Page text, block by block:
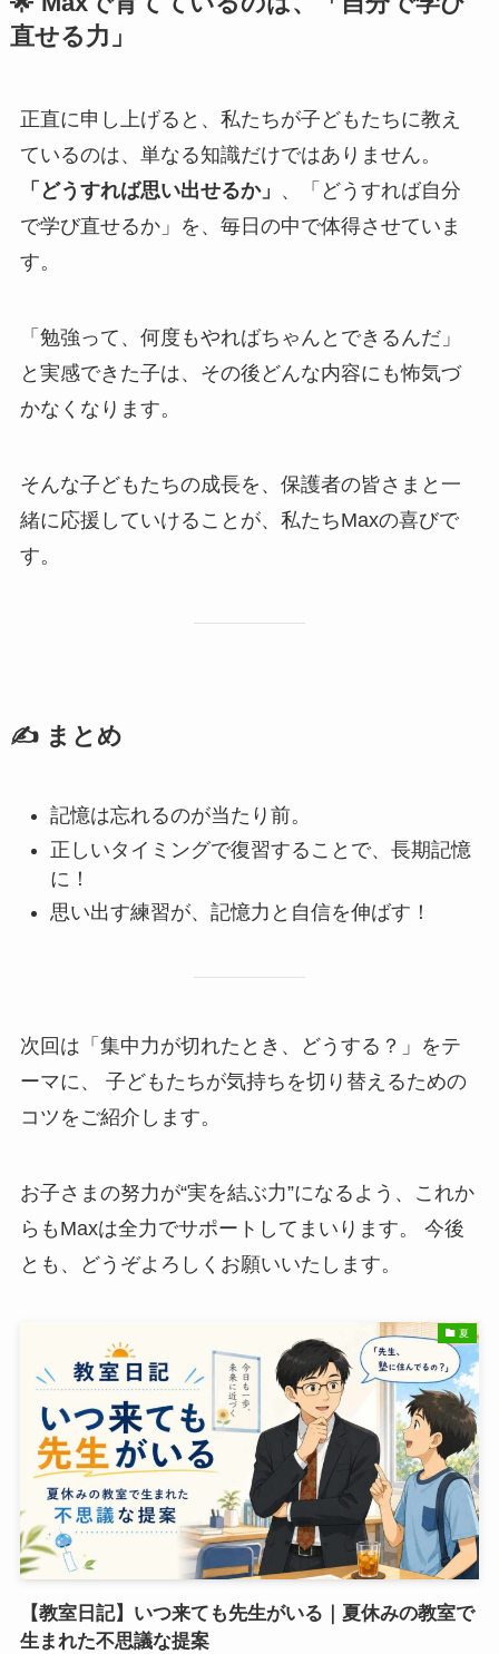
直せる力」
正直に申し上げると、私たちが子どもたちに教え
ているのは、単なる知識だけではありません。
「どうすれば思い出せるか」 、「どうすれば自分
で学び直せるか」を、毎日の中で体得させていま
す。
「勉強って、何度もやればちゃんとできるんだ」
と実感できた子は、その後どんな内容にも怖気づ
かなくなります。
そんな子どもたちの成長を、保護者の皆さまと一
緒に応援していけることが、私たちMaxの喜びで
す。
✍️ まとめ
記憶は忘れるのが当たり前。
正しいタイミングで復習することで、長期記憶
に！
思い出す練習が、記憶力と自信を伸ばす！
次回は「集中力が切れたとき、どうする？」をテ
ーマに、 子どもたちが気持ちを切り替えるための
コツをご紹介します。
お子さまの努力が“実を結ぶ力”になるよう、これか
らもMaxは全力でサポートしてまいります。 今後
とも、どうぞよろしくお願いいたします。
夏
【教室日記】いつ来ても先生がいる｜夏休みの教室で
生まれた不思議な提案